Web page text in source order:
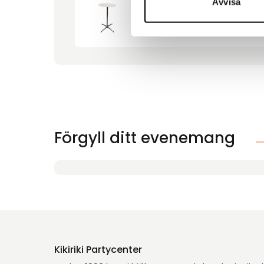
Ståbord runt Ø60cm vit
Förgyll ditt evenemang
Kikiriki Partycenter